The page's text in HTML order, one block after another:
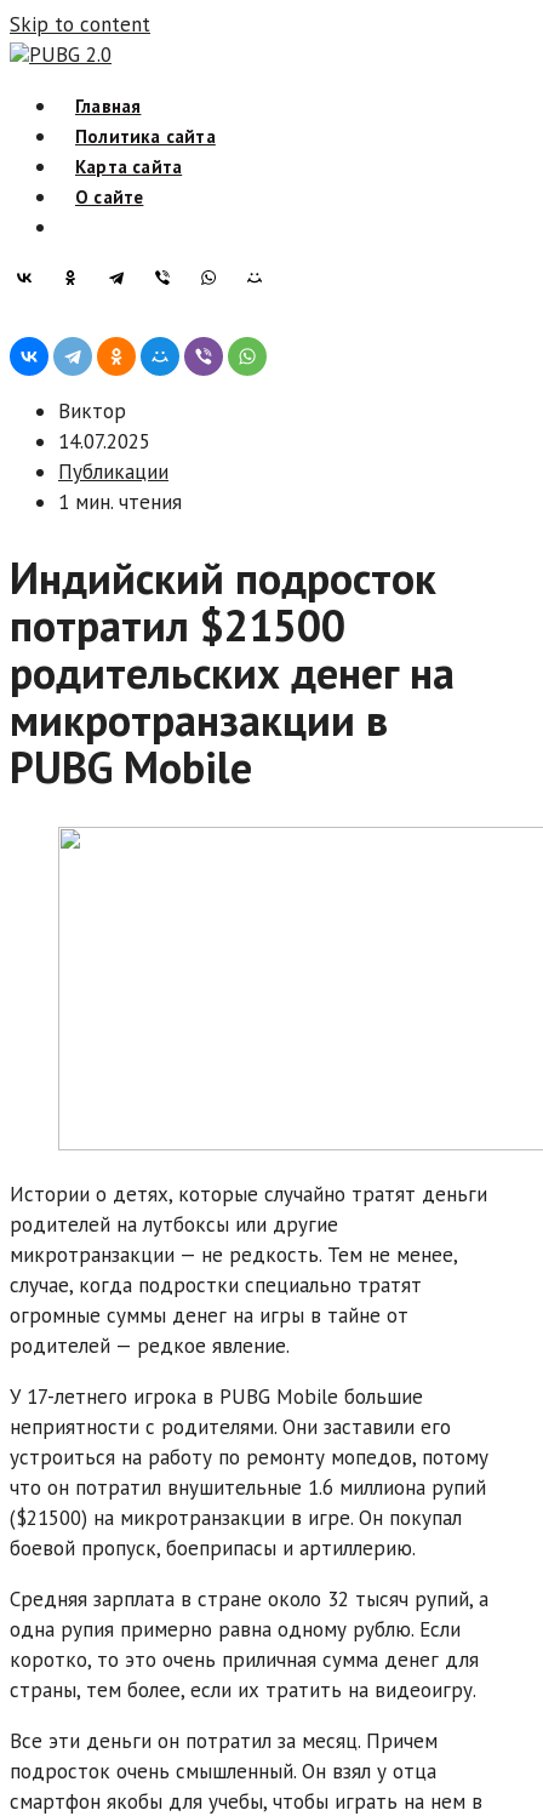
Skip to content
PUBG 2.0
Главная
Политика сайта
Карта сайта
О сайте
Виктор
14.07.2025
Публикации
1 мин. чтения
Индийский подросток
потратил $21500
родительских денег на
микротранзакции в
PUBG Mobile
Истории о детях, которые случайно тратят деньги
родителей на лутбоксы или другие
микротранзакции — не редкость. Тем не менее,
случае, когда подростки специально тратят
огромные суммы денег на игры в тайне от
родителей — редкое явление.
У 17-летнего игрока в PUBG Mobile большие
неприятности с родителями. Они заставили его
устроиться на работу по ремонту мопедов, потому
что он потратил внушительные 1.6 миллиона рупий
($21500) на микротранзакции в игре. Он покупал
боевой пропуск, боеприпасы и артиллерию.
Средняя зарплата в стране около 32 тысяч рупий, а
одна рупия примерно равна одному рублю. Если
коротко, то это очень приличная сумма денег для
страны, тем более, если их тратить на видеоигру.
Все эти деньги он потратил за месяц. Причем
подросток очень смышленный. Он взял у отца
смартфон якобы для учебы, чтобы играть на нем в